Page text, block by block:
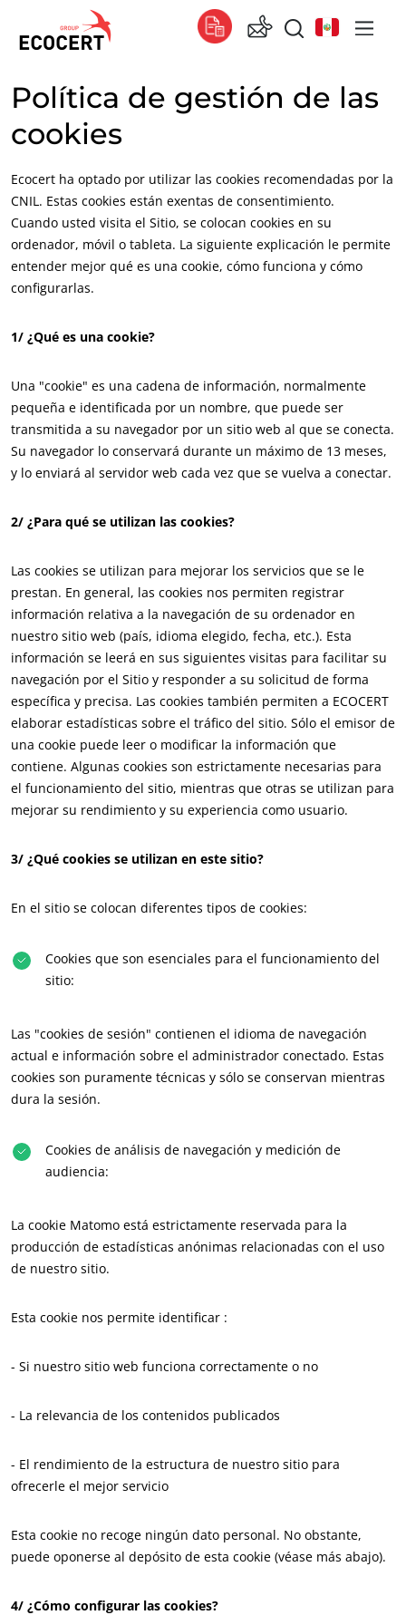
NUESTROS SERVICIOS
Certificación
Consultoría
ECOCERT
¿Quiénes somos?
Noticias
NUESTROS COMPROMISOS RSE
Comprometerse con nuestro medio ambiente
Global
Global (español)
(inglés)
África
Sudáfrica (inglés)
Túnez
Asia
Corea del Sur (coreano)
India (inglés)
Japón (japonés)
America
Brasil (portugués)
Canadá
Canadá (inglés)
Chile (español)
Colombia (español)
Estados Unidos (inglés)
Perú (español)
Alemania (alemán)
Italia (italiano)
Portugal
Serbia (serbio)
Suiza (alemán)
Política de gestión de las
cookies
Ecocert ha optado por utilizar las cookies recomendadas por la
CNIL. Estas cookies están exentas de consentimiento.
Cuando usted visita el Sitio, se colocan cookies en su
ordenador, móvil o tableta. La siguiente explicación le permite
entender mejor qué es una cookie, cómo funciona y cómo
configurarlas.
1/ ¿Qué es una cookie?
Una "cookie" es una cadena de información, normalmente
pequeña e identificada por un nombre, que puede ser
transmitida a su navegador por un sitio web al que se conecta.
Su navegador lo conservará durante un máximo de 13 meses,
y lo enviará al servidor web cada vez que se vuelva a conectar.
2/ ¿Para qué se utilizan las cookies?
Las cookies se utilizan para mejorar los servicios que se le
prestan. En general, las cookies nos permiten registrar
información relativa a la navegación de su ordenador en
nuestro sitio web (país, idioma elegido, fecha, etc.). Esta
información se leerá en sus siguientes visitas para facilitar su
navegación por el Sitio y responder a su solicitud de forma
específica y precisa. Las cookies también permiten a ECOCERT
elaborar estadísticas sobre el tráfico del sitio. Sólo el emisor de
una cookie puede leer o modificar la información que
contiene. Algunas cookies son estrictamente necesarias para
el funcionamiento del sitio, mientras que otras se utilizan para
mejorar su rendimiento y su experiencia como usuario.
3/ ¿Qué cookies se utilizan en este sitio?
En el sitio se colocan diferentes tipos de cookies:
Cookies que son esenciales para el funcionamiento del
sitio:
Las "cookies de sesión" contienen el idioma de navegación
actual e información sobre el administrador conectado. Estas
cookies son puramente técnicas y sólo se conservan mientras
dura la sesión.
Cookies de análisis de navegación y medición de
audiencia:
La cookie Matomo está estrictamente reservada para la
producción de estadísticas anónimas relacionadas con el uso
de nuestro sitio.
Esta cookie nos permite identificar :
- Si nuestro sitio web funciona correctamente o no
- La relevancia de los contenidos publicados
- El rendimiento de la estructura de nuestro sitio para
ofrecerle el mejor servicio
Esta cookie no recoge ningún dato personal. No obstante,
puede oponerse al depósito de esta cookie (véase más abajo).
4/ ¿Cómo configurar las cookies?